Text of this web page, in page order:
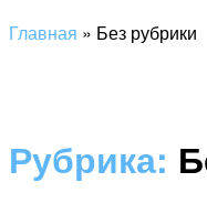
Главная » Без рубрики
Рубрика: